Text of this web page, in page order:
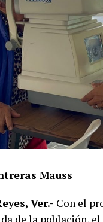
Mauss
Ver.- Con el
de la población,